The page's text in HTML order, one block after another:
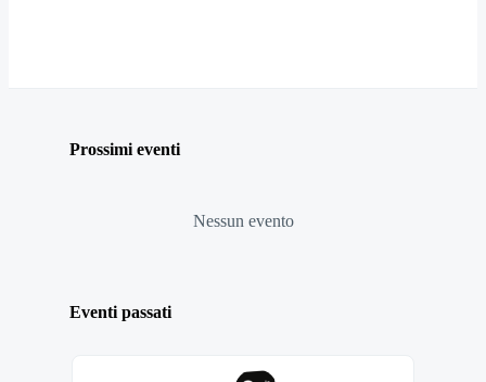
Prossimi eventi
Nessun evento
Eventi passati